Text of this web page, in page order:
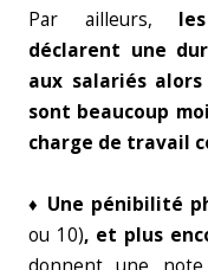
Par ailleurs,
déclarent une
aux salariés
sont beaucoup
charge de travail
♦ Une pénibilité
ou 10), et plus